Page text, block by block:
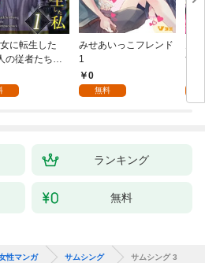
に転生した
の従者たちに
困ってます 第
みせあいっこフレンド
1
0
無料
す
ま
ランキング
無料
性マンガ サムシング サムシング 3